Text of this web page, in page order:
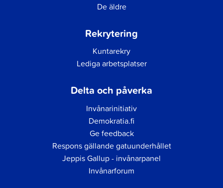
De äldre
Rekrytering
Kuntarekry
Lediga arbetsplatser
Delta och påverka
Invånarinitiativ
Demokratia.fi
Ge feedback
Respons gällande gatuunderhållet
Jeppis Gallup - invånarpanel
Invånarforum